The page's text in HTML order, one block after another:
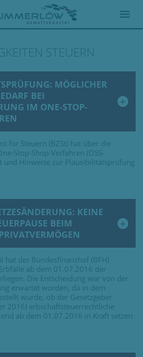
STEUERN
MÖGLICHER
BEI
IM ONE-STOP-
für Steuern (BZSt) hat über die
Stop-Shop-Verfahren (OSS-
und Hinweise zur Plausibilitätsprüfung
KEINE
BEIM
hat der Bundesfinanzhof (BFH)
ab dem 01.07.2016 der
Die Entscheidung war von der
erwartet worden, da in dem
wurde, ob der Gesetzgeber
2016) erbschaftsteuerrechtliche
ab dem 01.07.2016 in Kraft setzen